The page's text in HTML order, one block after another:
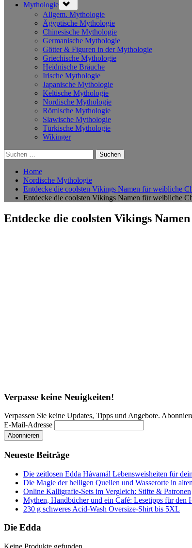
Mythologie sub-
menu
Allgem. Mythologie
Ägyptische Mythologie
Chinesische Mythologie
Germanische Mythologie
Götter & Figuren in der Mythologie
Griechische Mythologie
Heidnische Bräuche
Irische Mythologie
Japanische Mythologie
Keltische Mythologie
Nordische Mythologie
Römische Mythologie
Slawische Mythologie
Türkische Mythologie
Wikinger
Suchen
nach:
Home
Nordische Mythologie
Entdecke die coolsten Vikings Namen für weibliche
Entdecke die coolsten Vikings Namen für weibliche
Entdecke die coolsten Vikings
Verpasse keine Neuigkeiten!
Verpassen Sie keine Updates, Tipps und Angebote.
E-Mail-Adresse
Neueste Beiträge
Die zeitlosen Edda Hávamál Lebensweisheiten für
Die Magie der heiligen Quellen und Wasserorte in
Online Kalligrafie‑Sets im Vergleich: Stifte & Patronen
Mythen, Handbücher und ein Café: Lesetipps für den
230 g schweres Acid-Wash Oversize-Shirt bis 5XL
Die Edda